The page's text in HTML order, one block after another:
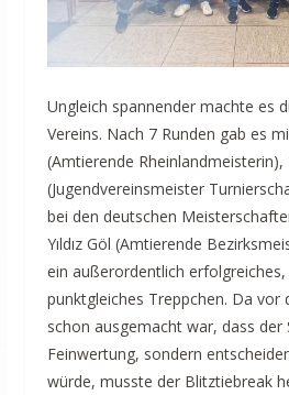
Ungleich spannender machte es
Vereins. Nach 7 Runden gab es
(Amtierende
(Jugendvereinsmeister
bei den deutschen
Yıldız Göl (Amtierende
ein außerordentlich
punktgleiches Treppchen. Da vor
schon ausgemacht war, dass der
Feinwertung, sondern
würde, musste der Blitztiebreak